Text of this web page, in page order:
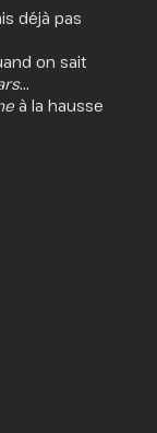
déjà pas
on sait
…
à la hausse